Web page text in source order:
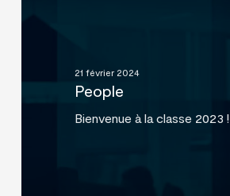
21 février 2024
People
Bienvenue à la classe 2023 !